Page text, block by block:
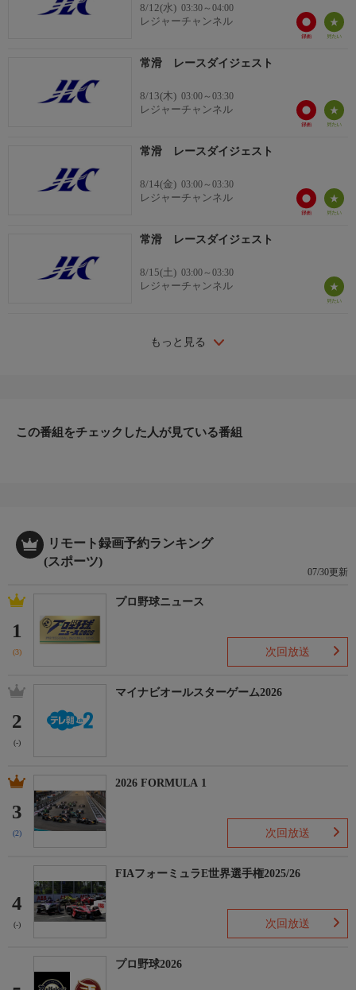
8/12(水) 03:30～04:00
レジャーチャンネル
常滑 レースダイジェスト
8/13(木) 03:00～03:30
レジャーチャンネル
常滑 レースダイジェスト
8/14(金) 03:00～03:30
レジャーチャンネル
常滑 レースダイジェスト
8/15(土) 03:00～03:30
レジャーチャンネル
もっと見る
この番組をチェックした人が見ている番組
リモート録画予約ランキング
(スポーツ)
07/30更新
1
(3)
プロ野球ニュース
次回放送
2
(-)
マイナビオールスターゲーム2026
3
(2)
2026 FORMULA 1
次回放送
4
(-)
FIAフォーミュラE世界選手権2025/26
次回放送
プロ野球2026